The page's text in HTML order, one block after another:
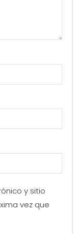
y sitio
vez que